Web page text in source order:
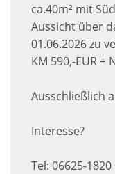
ca.40m² mit
Aussicht über
01.06.2026 zu
KM 590,-EUR +
Ausschließlich
Interesse?
Tel: 06625-